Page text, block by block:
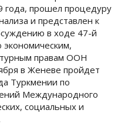
года, прошел процедуру
и представлен к
в ходе 47-й
экономическим,
правам ООН
в Женеве пройдет
Туркмении по
Международного
социальных и